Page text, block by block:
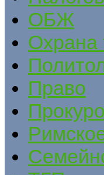
ОБЖ
Охрана
Право